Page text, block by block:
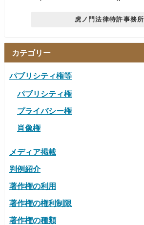
虎ノ門法律特許事務所
カテゴリー
パブリシティ権等
パブリシティ権
プライバシー権
肖像権
メディア掲載
判例紹介
著作権の利用
著作権の権利制限
著作権の種類